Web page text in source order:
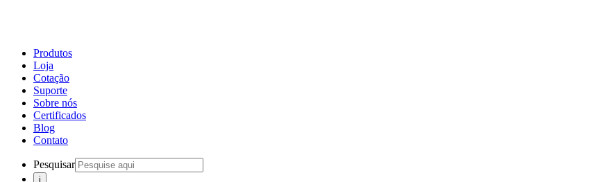
Produtos
Loja
Cotação
Suporte
Sobre nós
Certificados
Blog
Contato
Pesquisar